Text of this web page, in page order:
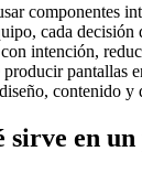
componentes
cada
intención,
pantallas
contenido y
sirve en